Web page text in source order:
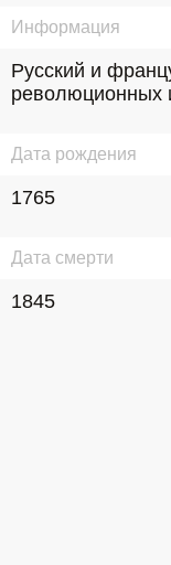
Информация
Русский и
революционных
Дата рождения
1765
Дата смерти
1845